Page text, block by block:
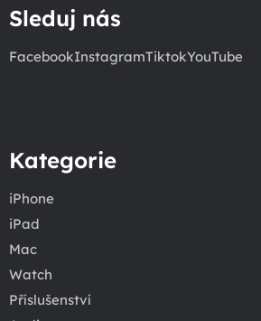
Sleduj nás
FacebookInstagramTiktokYouTube
Kategorie
iPhone
iPad
Mac
Watch
Příslušenství